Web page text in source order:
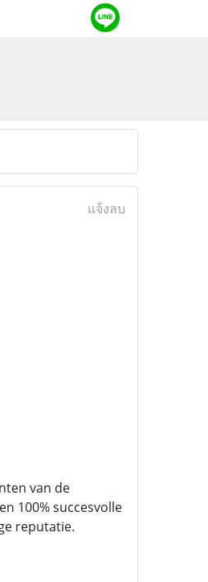
แจ้งลบ
van de
100% succesvolle
reputatie.